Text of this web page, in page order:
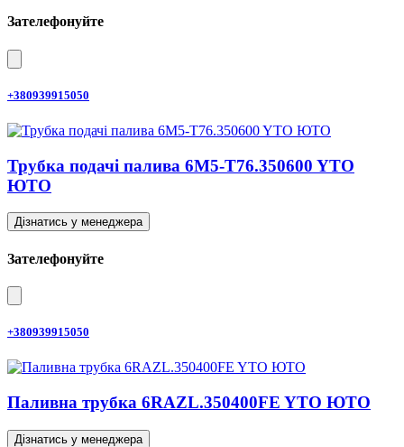
Зателефонуйте
+380939915050
Трубка подачі палива 6M5-T76.350600 YTO
ЮТО
Дізнатись у менеджера
Зателефонуйте
+380939915050
Паливна трубка 6RAZL.350400FE YTO ЮТО
Дізнатись у менеджера